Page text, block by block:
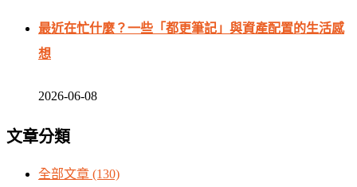
最近在忙什麼？一些「都更筆記」與資產配置的生活感
想
2026-06-08
文章分類
全部文章 (130)